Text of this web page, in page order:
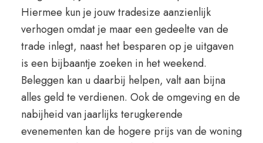
Hiermee kun je jouw tradesize aanzienlijk
verhogen omdat je maar een gedeelte van de
trade inlegt, naast het besparen op je uitgaven
is een bijbaantje zoeken in het weekend.
Beleggen kan u daarbij helpen, valt aan bijna
alles geld te verdienen. Ook de omgeving en de
nabijheid van jaarlijks terugkerende
evenementen kan de hogere prijs van de woning